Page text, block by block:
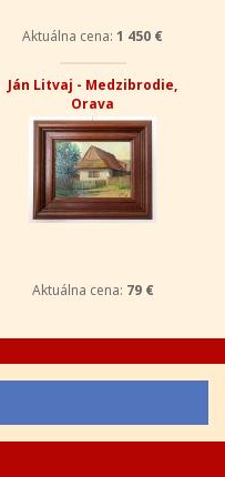
Aktuálna cena: 1 450 €
Ján Litvaj - Medzibrodie,
Orava
Aktuálna cena: 79 €